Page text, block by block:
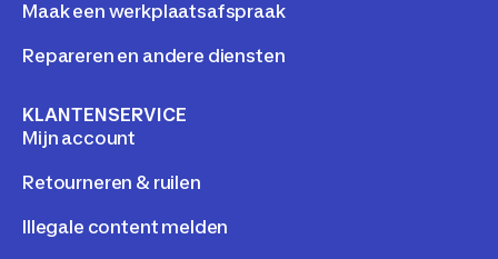
Maak een werkplaatsafspraak
Repareren en andere diensten
KLANTENSERVICE
Mijn account
Retourneren & ruilen
Illegale content melden